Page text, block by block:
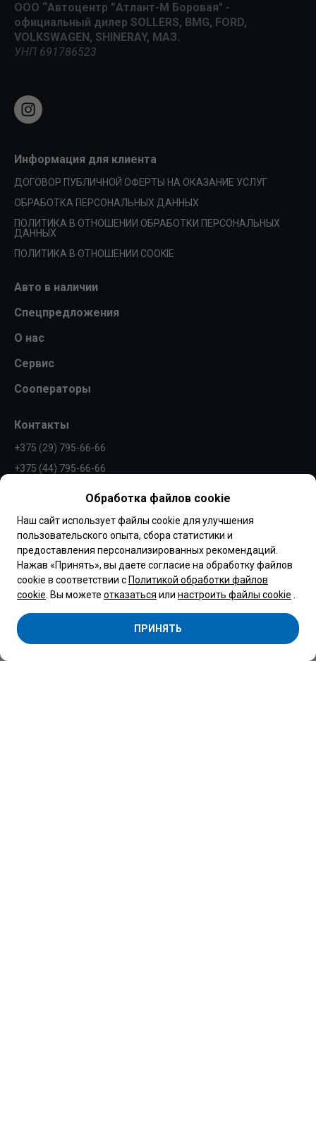
ООО “Автоцентр ”Атлант-М Боровая" -
официальный дилер SOLLERS, BMG, FORD,
VOLKSWAGEN, SHINERAY, МАЗ.
УНП 691786523
Информация для клиента
ДОГОВОР ПУБЛИЧНОЙ ОФЕРТЫ НА ОКАЗАНИЕ УСЛУГ
ОБРАБОТКА ПЕРСОНАЛЬНЫХ ДАННЫХ
ПОЛИТИКА В ОТНОШЕНИИ ОБРАБОТКИ ПЕРСОНАЛЬНЫХ
ДАННЫХ
ПОЛИТИКА В ОТНОШЕНИИ COOKIE
Авто в наличии
Спецпредложения
О нас
Сервис
Сооператоры
Контакты
+375 (29) 795-66-66
+375 (44) 795-66-66
Обращаем Ваше внимание, что вся представленная на сайте
информация, касающаяся комплектаций, технических
характеристик, цветовых сочетаний, а также стоимости
автомобилей и сервисного обслуживания носит
информационный характер и не является публичной
офертой, определяемой п.2 ст.407 Гражданского кодекса
Республики Беларусь.
Copyright 2026 © Центр Коммерческой техники Беларусь
Минск
Обработка файлов cookie
Наш сайт использует файлы cookie для улучшения
пользовательского опыта, сбора статистики и
предоставления персонализированных рекомендаций.
Нажав «Принять», вы даете согласие на обработку файлов
cookie в соответствии с Политикой обработки файлов
cookie . Вы можете отказаться или настроить файлы cookie
ПРИНЯТЬ